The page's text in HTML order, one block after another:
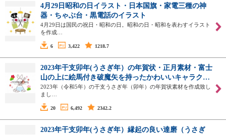
4月29日昭和の日イラスト・日本国旗・家電三種の神
器・ちゃぶ台・黒電話のイラスト
4月29日は国民の祝日・昭和の日。昭和の日・昭和を表わすイラスト
を作成…
6 3,422 1218.7
2023年干支卯年(うさぎ年）の年賀状・正月素材・富士
山の上に絵馬付き破魔矢を持ったかわいいキャラク…
2023年（令和5年）の干支うさぎ年（卯年）の年賀状素材を作成致し
まし…
20 6,492 2342.2
2023年干支卯年(うさぎ年）縁起の良い達磨（うさぎ